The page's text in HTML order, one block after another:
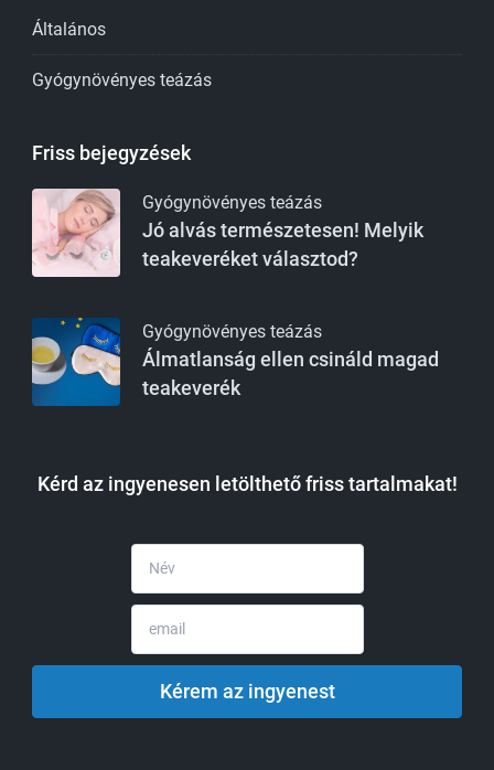
Általános
Gyógynövényes teázás
Friss bejegyzések
Gyógynövényes teázás
Jó alvás természetesen! Melyik
teakeveréket választod?
Gyógynövényes teázás
Álmatlanság ellen csináld magad
teakeverék
Kérd az ingyenesen letölthető friss tartalmakat!